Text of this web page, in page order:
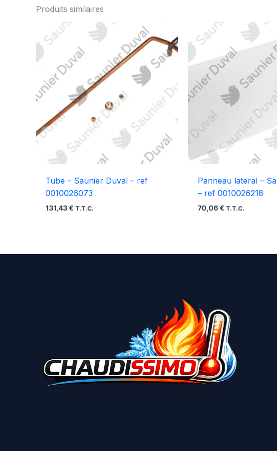
Produits similaires
Tube – Saunier Duval – ref
0010026073
131,43€ T.T.C.
Panneau lateral –
– ref 0010026218
70,06€ T.T.C.